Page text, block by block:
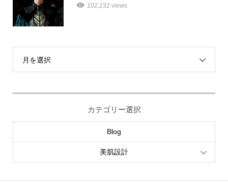
102,232 views
月を選択
カテゴリー選択
Blog
美肌設計